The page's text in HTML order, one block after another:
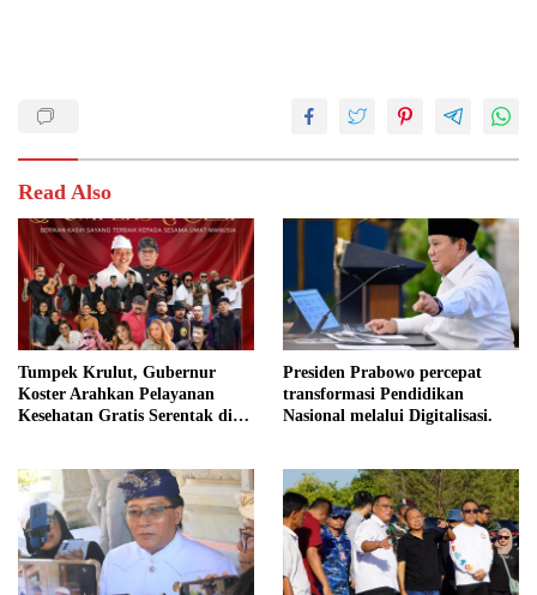
Read Also
Tumpek Krulut, Gubernur
Koster Arahkan Pelayanan
Kesehatan Gratis Serentak di
Presiden Prabowo percepat
transformasi Pendidikan
Nasional melalui Digitalisasi.